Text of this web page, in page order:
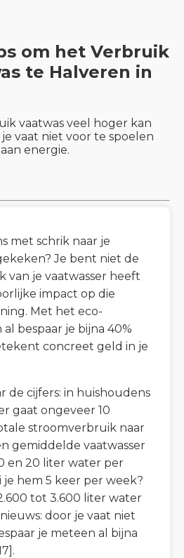
om het Verbruik
te Halveren in
vaatwas veel hoger kan
vaat niet voor te spoelen
energie.
met schrik naar je
Je bent niet de
van je vaatwasser heeft
impact op die
Met het eco-
bespaar je bijna 40%
concreet geld in je
de cijfers: in huishoudens
gaat ongeveer 10
stroomverbruik naar
gemiddelde vaatwasser
en 20 liter water per
je hem 5 keer per week?
tot 3.600 liter water
door je vaat niet
je meteen al bijna